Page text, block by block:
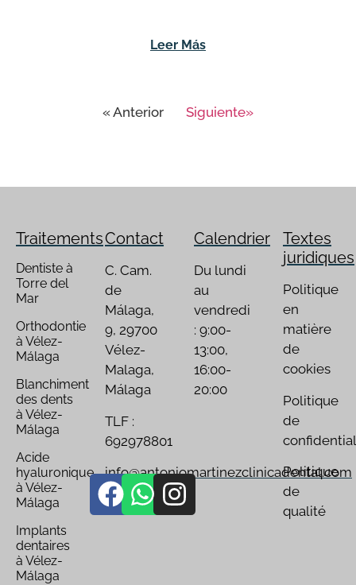
Leer Más
« Anterior Siguiente»
Traitements
Dentiste à
Torre del
Mar
Orthodontie
à Vélez-
Málaga
Blanchiment
des dents
à Vélez-
Málaga
Acide
hyaluronique
à Vélez-
Málaga
Implants
dentaires
à Vélez-
Málaga
Contact
C. Cam.
de
Málaga,
9, 29700
Vélez-
Malaga,
Málaga
TLF :
692978801
info@antoniomartinezclinicadental.com
Calendrier
Du lundi
au
vendredi
: 9:00-
13:00,
16:00-
20:00
Textes
juridiques
Politique
en
matière
de
cookies
Politique
de
Politique
de
qualité